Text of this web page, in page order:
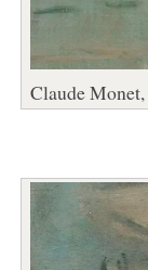
Claude Monet,